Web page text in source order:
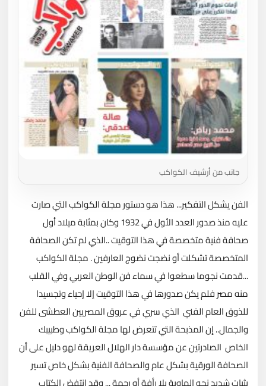
جانب من أرشيف الكواكب
الفن يشكل التفكير... هذا هو دستور مجلة الكواكب التي صارت
عليه منذ صدور العدد الأول في 1932 وكان بمثابة ميلاد أول
صحافة فنية متخصصة في هذا التوقيت ..الذي لم تكن الصحافة
المتخصصة تشكلت أو نضجت نضوج العارفين . مجلة الكواكب
...قدمت نجوما سطعوا في سماء فن الوطن العربي وفي القلب
منه مصر فلم يكن صدورها في هذا التوقيت إلا إحياء وتجسيدا
للذوق العام الفني الذي سري في عروق المصريين العطشى للفن
والجمال.. إن المذبحة التي تتعرض لها مجلة الكواكب وطبيبك
الخاص الصادرتين عن مؤسسة دار الهلال العريقة لهو دليل على أن
الصحافة الورقية بشكل عام والصحافة الفنية بشكل خاص تسير